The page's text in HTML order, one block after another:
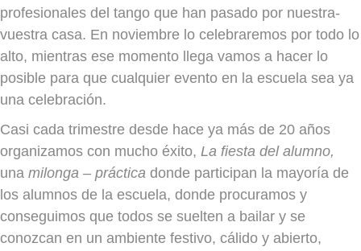
profesionales del tango que han pasado por nuestra-
vuestra casa. En noviembre lo celebraremos por todo lo
alto, mientras ese momento llega vamos a hacer lo
posible para que cualquier evento en la escuela sea ya
una celebración.
Casi cada trimestre desde hace ya más de 20 años
organizamos con mucho éxito, La fiesta del alumno,
una milonga – práctica donde participan la mayoría de
los alumnos de la escuela, donde procuramos y
conseguimos que todos se suelten a bailar y se
conozcan en un ambiente festivo, cálido y abierto,